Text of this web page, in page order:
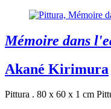
Mémoire dans
Akané Kirimura
Pittura . 80 x 60 x 1 cm